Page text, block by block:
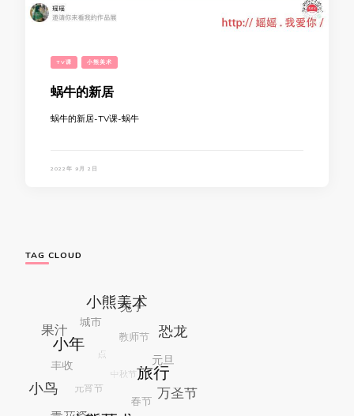
TV课 小熊美术
蜗牛的新居
蜗牛的新居-TV课-蜗牛
2022年 9月 2日
TAG CLOUD